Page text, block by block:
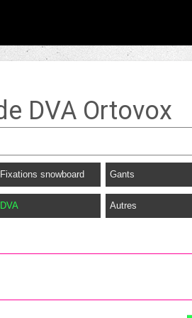
DVA Ortovox
Fixations snowboard Gants
DVA Autres